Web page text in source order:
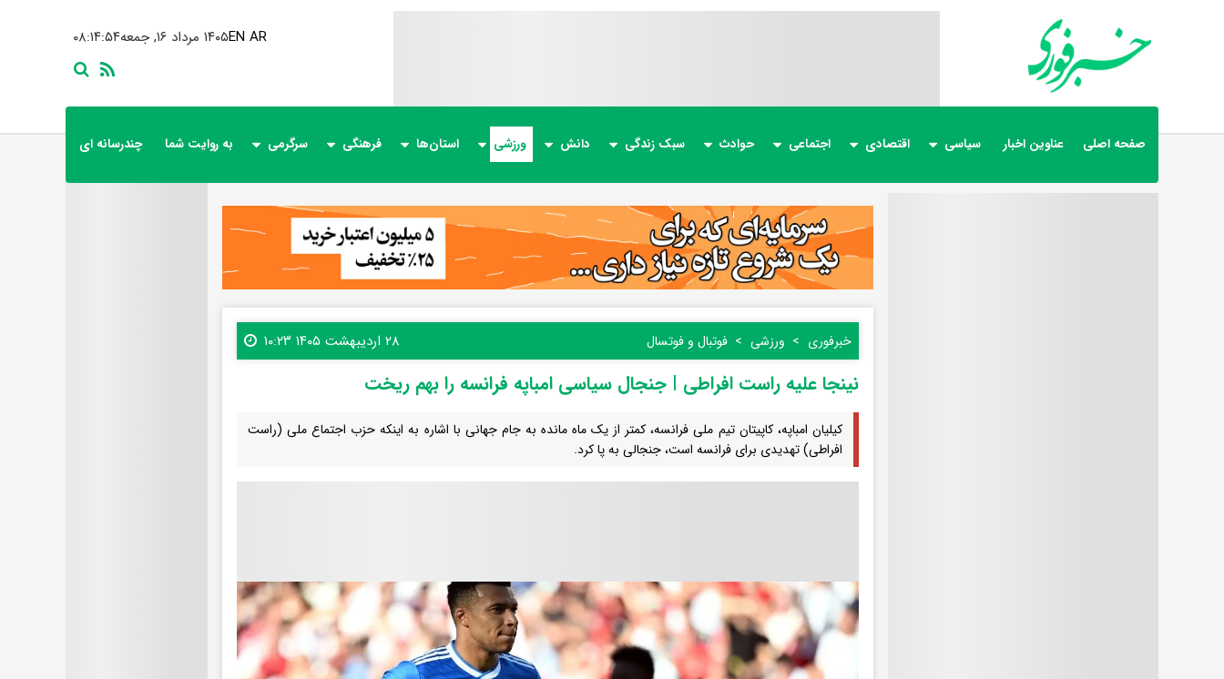
۰۸:۱۴:۵۵ ۱۴۰۵ مرداد ۱۶, جمعهEN AR
صفحه اصلی عناوین اخبار سیاسی اقتصادی اجتماعی حوادث سبک زندگی دانش ورزشی استان‌ها فرهنگی سرگرمی به روایت شما چندرسانه ای
خبرفوری ورزشی فوتبال و فوتسال ۲۸ اردیبهشت ۱۴۰۵ ۱۰:۲۳
نینجا علیه راست افراطی | جنجال سیاسی امباپه فرانسه را بهم ریخت
کیلیان امباپه، کاپیتان تیم ملی فرانسه، کمتر از یک ماه مانده به جام جهانی با اشاره به اینکه حزب اجتماع ملی (راست
افراطی) تهدیدی برای فرانسه است، جنجالی به پا کرد.